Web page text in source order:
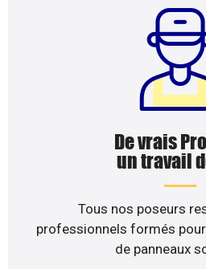
De vrais
un travail
Tous nos poseurs
professionnels formés
de panneaux